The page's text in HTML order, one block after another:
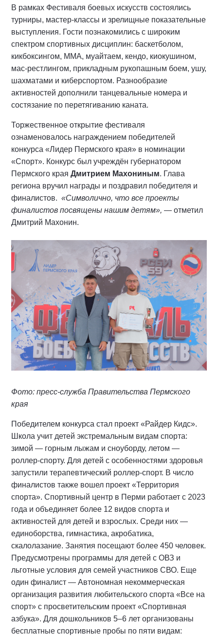
В рамках Фестиваля боевых искусств состоялись
турниры, мастер-классы и зрелищные показательные
выступления. Гости познакомились с широким
спектром спортивных дисциплин: баскетболом,
кикбоксингом, ММА, муайтаем, кендо, киокушином,
мас-рестлингом, прикладным рукопашным боем, ушу,
шахматами и киберспортом. Разнообразие
активностей дополнили танцевальные номера и
состязание по перетягиванию каната.
Торжественное открытие фестиваля
ознаменовалось награждением победителей
конкурса «Лидер Пермского края» в номинации
«Спорт». Конкурс был учреждён губернатором
Пермского края Дмитрием Махониным. Глава
региона вручил награды и поздравил победителя и
финалистов. «Символично, что все проекты
финалистов посвящены нашим детям», — отметил
Дмитрий Махонин.
Фото: пресс-служба Правительства Пермского
края
Победителем конкурса стал проект «Райдер Кидс».
Школа учит детей экстремальным видам спорта:
зимой — горным лыжам и сноуборду, летом —
роллер-спорту. Для детей с особенностями здоровья
запустили терапевтический роллер-спорт. В число
финалистов также вошел проект «Территория
спорта». Спортивный центр в Перми работает с 2023
года и объединяет более 12 видов спорта и
активностей для детей и взрослых. Среди них —
единоборства, гимнастика, акробатика,
скалолазание. Занятия посещают более 450 человек.
Предусмотрены программы для детей с ОВЗ и
льготные условия для семей участников СВО. Еще
один финалист — Автономная некоммерческая
организация развития любительского спорта «Все на
спорт» с просветительским проект «Спортивная
азбука». Для дошкольников 5–6 лет организованы
бесплатные спортивные пробы по пяти видам: